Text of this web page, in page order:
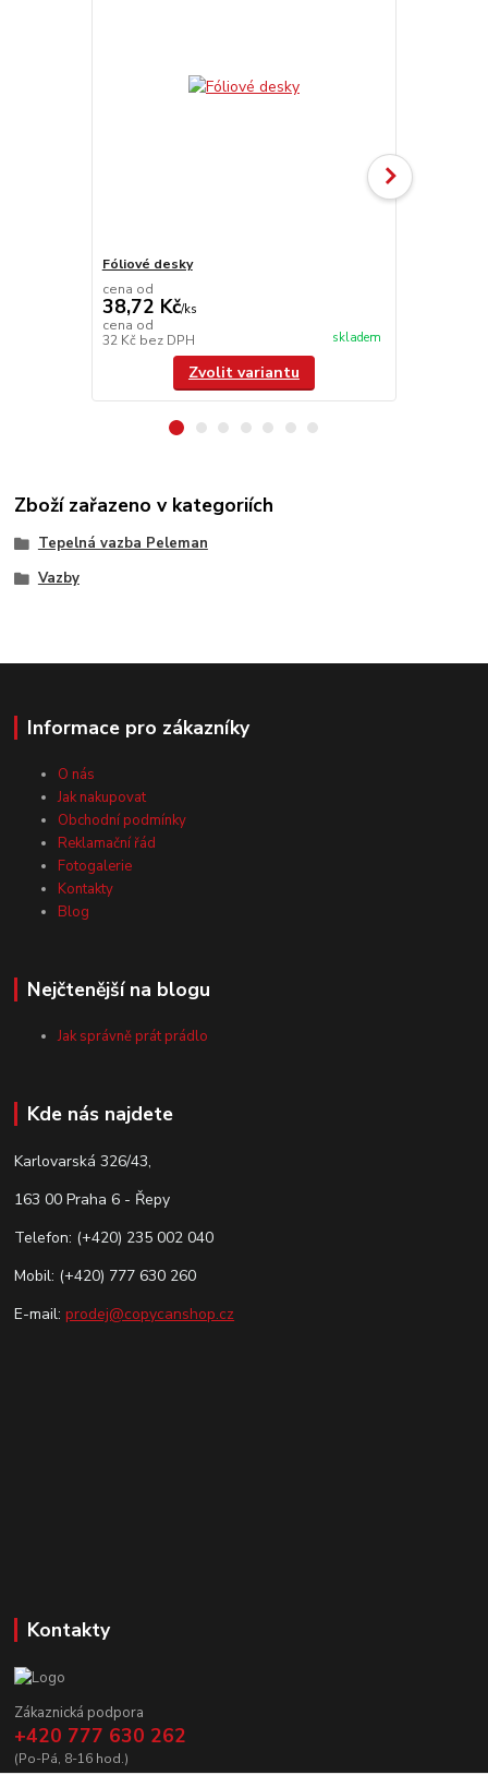
Fóliové desky
cena od
38,72 Kč/ks
cena od
32 Kč bez DPH skladem
Zvolit variantu
Zboží zařazeno v kategoriích
Tepelná vazba Peleman
Vazby
Informace pro zákazníky
O nás
Jak nakupovat
Obchodní podmínky
Reklamační řád
Fotogalerie
Kontakty
Blog
Nejčtenější na blogu
Jak správně prát prádlo
Kde nás najdete
Karlovarská 326/43,
163 00 Praha 6 - Řepy
Telefon: (+420) 235 002 040
Mobil: (+420) 777 630 260
E-mail: prodej@copycanshop.cz
Kontakty
Zákaznická podpora
+420 777 630 262
(Po-Pá, 8-16 hod.)